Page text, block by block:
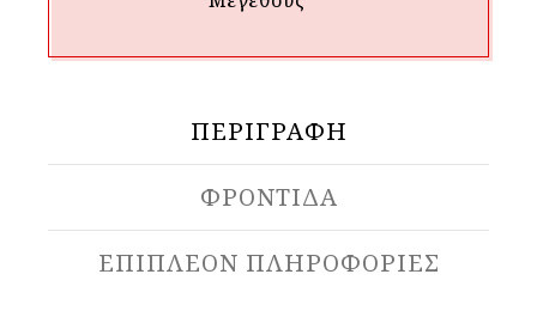
ΠΕΡΙΓΡΑΦΉ
ΦΡΟΝΤΙΔΑ
ΕΠΙΠΛΈΟΝ ΠΛΗΡΟΦΟΡΊΕΣ